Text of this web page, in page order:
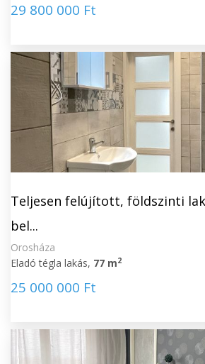
29 800 000 Ft
Teljesen felújított, földszinti
bel...
Orosháza
Eladó tégla lakás, 77 m2
25 000 000 Ft